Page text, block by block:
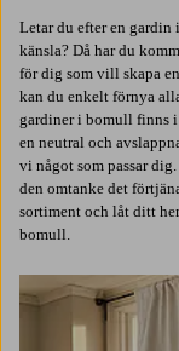
Letar du efter en
känsla? Då har du
för dig som vill skapa
kan du enkelt förnya
gardiner i bomull finns i
en neutral och
vi något som passar
den omtanke det
sortiment och låt ditt
bomull.